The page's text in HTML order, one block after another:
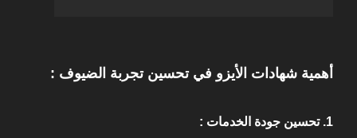
أهمية شهادات الأيزو في تحسين تجربة الضيوف :
1. تحسين جودة الخدمات :